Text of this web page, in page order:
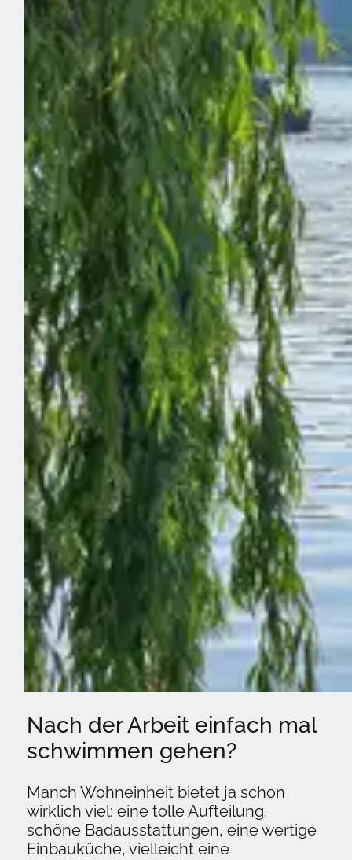
Nach der Arbeit einfach mal
schwimmen gehen?
Manch Wohneinheit bietet ja schon
wirklich viel: eine tolle Aufteilung,
schöne Badausstattungen, eine wertige
Einbauküche, vielleicht eine